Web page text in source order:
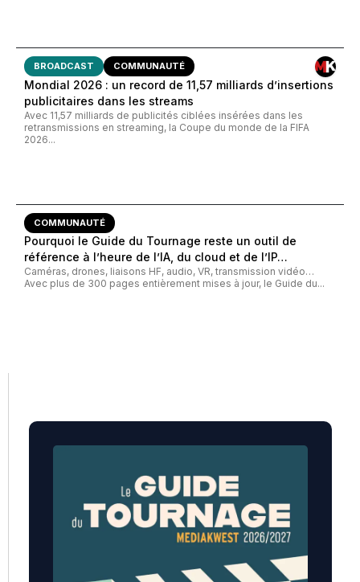
BROADCAST COMMUNAUTÉ
Mondial 2026 : un record de 11,57 milliards d’insertions
publicitaires dans les streams
Avec 11,57 milliards de publicités ciblées insérées dans les
retransmissions en streaming, la Coupe du monde de la FIFA
2026...
COMMUNAUTÉ
Pourquoi le Guide du Tournage reste un outil de
référence à l’heure de l’IA, du cloud et de l’IP…
Caméras, drones, liaisons HF, audio, VR, transmission vidéo…
Avec plus de 300 pages entièrement mises à jour, le Guide du...